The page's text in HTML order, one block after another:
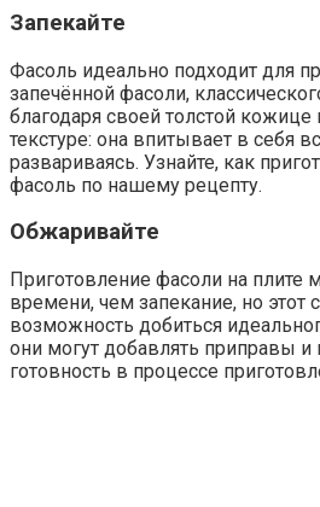
Запекайте
Фасоль идеально подходит для
запечённой фасоли,
благодаря своей толстой кожице
текстуре: она впитывает в себя
развариваясь. Узнайте, как
фасоль по нашему рецепту.
Обжаривайте
Приготовление фасоли на плите
времени, чем запекание, но этот
возможность добиться
они могут добавлять приправы и
готовность в процессе